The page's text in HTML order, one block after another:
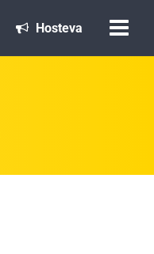
Hosteva